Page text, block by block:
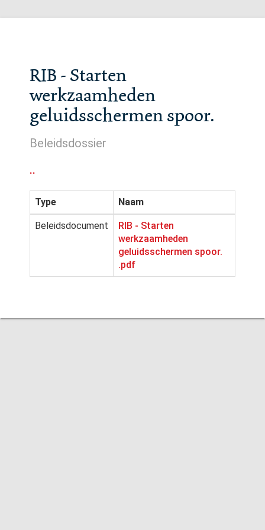
RIB - Starten
werkzaamheden
geluidsschermen spoor.
Beleidsdossier
..
Type Naam
Beleidsdocument
RIB - Starten
werkzaamheden
geluidsschermen spoor.
.pdf